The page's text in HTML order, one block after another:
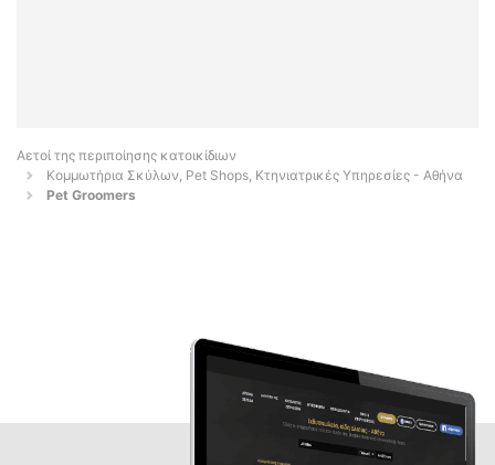
Αετοί της περιποίησης κατοικίδιων
Κομμωτήρια Σκύλων, Pet Shops, Κτηνιατρικές Υπηρεσίες - Αθήνα
Pet Groomers